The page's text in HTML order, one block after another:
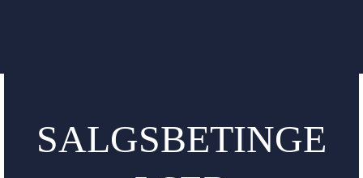
SALGSBETINGE